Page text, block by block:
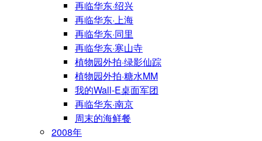
再临华东·绍兴
再临华东·上海
再临华东·同里
再临华东·寒山寺
植物园外拍·绿影仙踪
植物园外拍·糖水MM
我的Wall-E桌面军团
再临华东·南京
周末的海鲜餐
2008年